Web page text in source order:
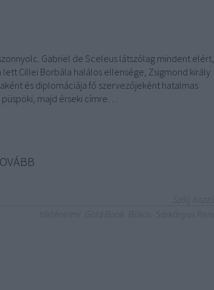
​Gabriel de Sceleus látszólag mindent elért,
lett Cillei Borbála halálos ellensége, Zsigmond király
és diplomáciája fő szervezőjeként hatalmas
majd érseki címre…